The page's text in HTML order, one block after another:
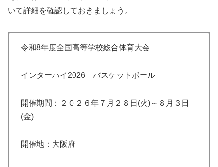
いて詳細を確認しておきましょう。
令和8年度全国高等学校総合体育大会
インターハイ2026 バスケットボール
開催期間：２０２６年７月２８日(火)～８月３日
(金)
開催地：大阪府